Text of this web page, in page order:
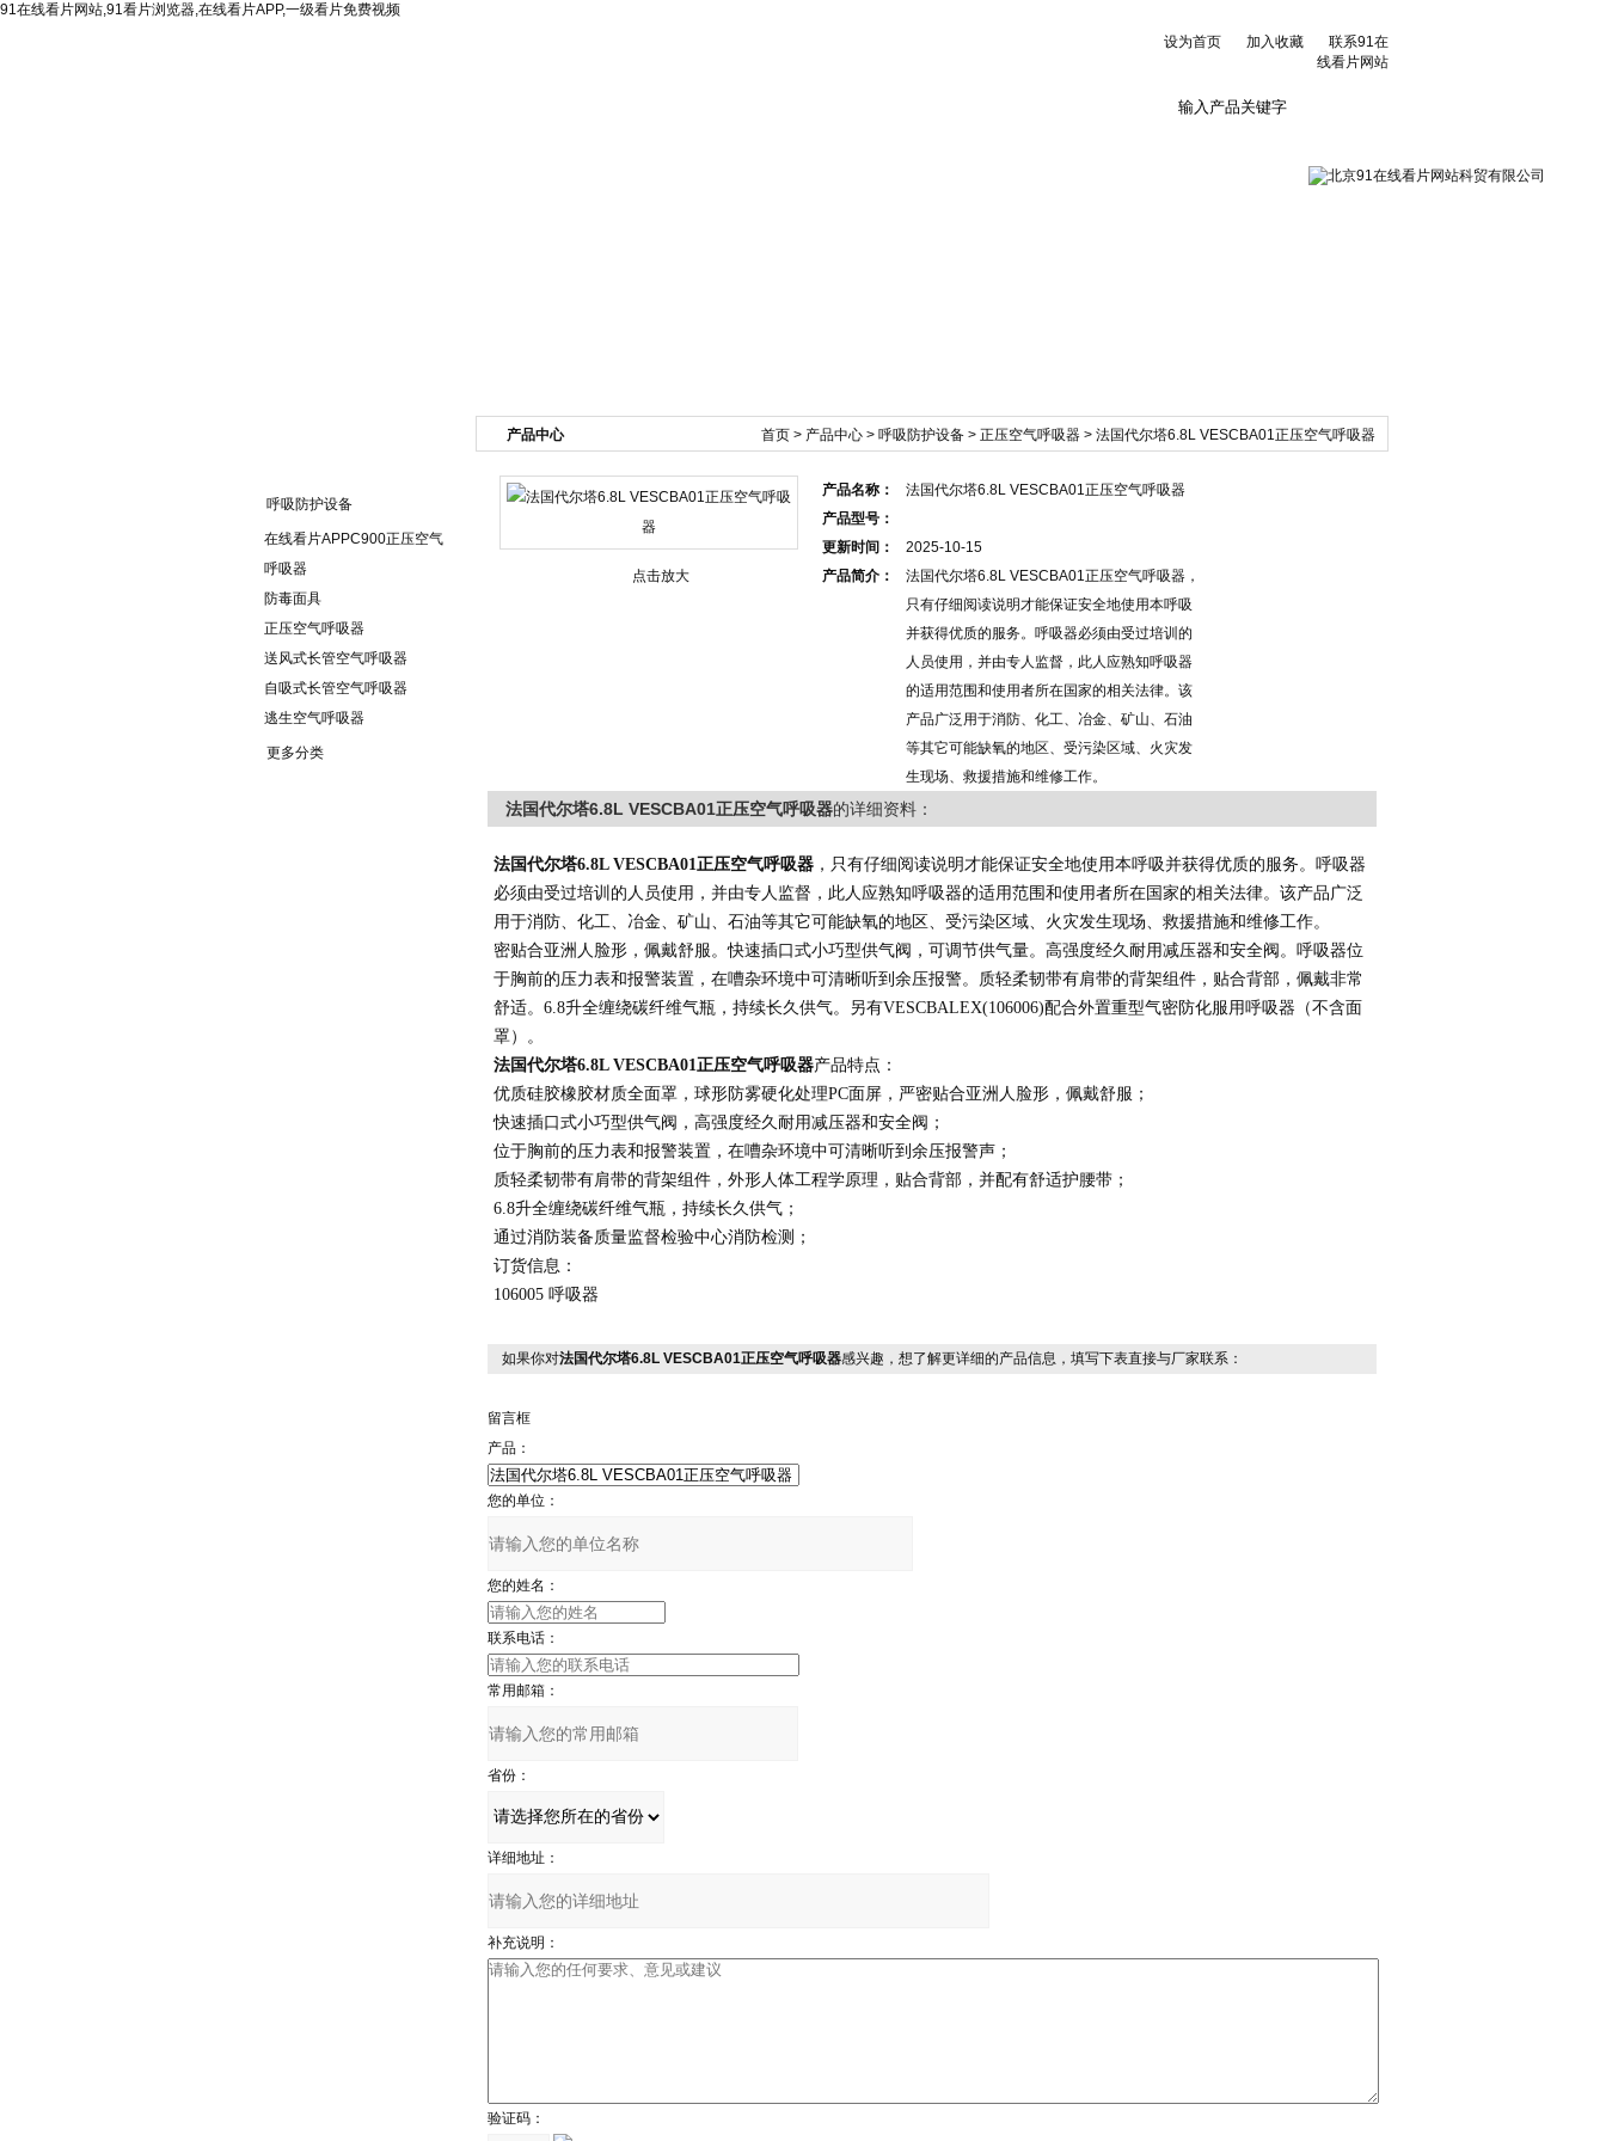
91在线看片网站,91看片浏览器,在线看片APP,一级看片免费视频
设为首页
加入收藏
联系91在
线看片网站
呼吸防护设备
在线看片APPC900正压空气
呼吸器
防毒面具
正压空气呼吸器
送风式长管空气呼吸器
自吸式长管空气呼吸器
逃生空气呼吸器
更多分类
首页 > 产品中心 > 呼吸防护设备 > 正压空气呼吸器 > 法国代尔塔6.8L VESCBA01正压空气呼吸器
产品中心
点击放大
产品名称：
法国代尔塔6.8L VESCBA01正压空气呼吸器
产品型号：
更新时间：
2025-10-15
产品简介：
法国代尔塔6.8L VESCBA01正压空气呼吸器，
只有仔细阅读说明才能保证安全地使用本呼吸
并获得优质的服务。呼吸器必须由受过培训的
人员使用，并由专人监督，此人应熟知呼吸器
的适用范围和使用者所在国家的相关法律。该
产品广泛用于消防、化工、冶金、矿山、石油
等其它可能缺氧的地区、受污染区域、火灾发
生现场、救援措施和维修工作。
法国代尔塔6.8L VESCBA01正压空气呼吸器的详细资料：
法国代尔塔6.8L VESCBA01正压空气呼吸器 ，只有仔细阅读说明才能保证安全地使用本呼吸并获得优质的服务。呼吸器
必须由受过培训的人员使用，并由专人监督，此人应熟知呼吸器的适用范围和使用者所在国家的相关法律。该产品广泛
用于消防、化工、冶金、矿山、石油等其它可能缺氧的地区、受污染区域、火灾发生现场、救援措施和维修工作。
密贴合亚洲人脸形，佩戴舒服。快速插口式小巧型供气阀，可调节供气量。高强度经久耐用减压器和安全阀。呼吸器位
于胸前的压力表和报警装置，在嘈杂环境中可清晰听到余压报警。质轻柔韧带有肩带的背架组件，贴合背部，佩戴非常
舒适。6.8升全缠绕碳纤维气瓶，持续长久供气。另有VESCBALEX(106006)配合外置重型气密防化服用呼吸器（不含面
罩）。
法国代尔塔6.8L VESCBA01正压空气呼吸器产品特点：
优质硅胶橡胶材质全面罩，球形防雾硬化处理PC面屏，严密贴合亚洲人脸形，佩戴舒服；
快速插口式小巧型供气阀，高强度经久耐用减压器和安全阀；
位于胸前的压力表和报警装置，在嘈杂环境中可清晰听到余压报警声；
质轻柔韧带有肩带的背架组件，外形人体工程学原理，贴合背部，并配有舒适护腰带；
6.8升全缠绕碳纤维气瓶，持续长久供气；
通过消防装备质量监督检验中心消防检测；
订货信息：
106005 呼吸器
如果你对法国代尔塔6.8L VESCBA01正压空气呼吸器感兴趣，想了解更详细的产品信息，填写下表直接与厂家联系：
留言框
产品：
您的单位：
您的姓名：
联系电话：
常用邮箱：
省份：
详细地址：
补充说明：
验证码：